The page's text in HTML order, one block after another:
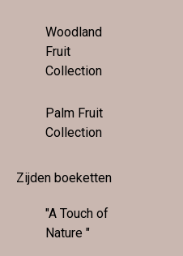
Woodland
Fruit
Collection
Palm Fruit
Collection
Zijden boeketten
"A Touch of
Nature "